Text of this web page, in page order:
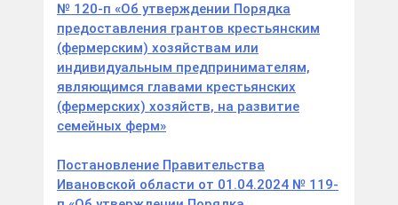
№ 120-п «Об утверждении Порядка
предоставления грантов крестьянским
(фермерским) хозяйствам или
индивидуальным предпринимателям,
являющимся главами крестьянских
(фермерских) хозяйств, на развитие
семейных ферм»
Постановление Правительства
Ивановской области от 01.04.2024 № 119-